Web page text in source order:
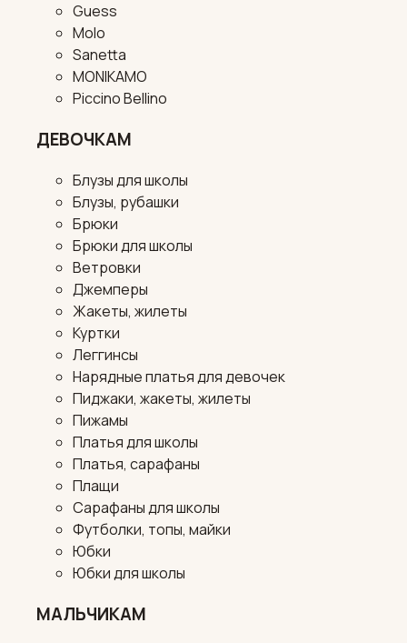
Guess
Molo
Sanetta
MONIKAMO
Piccino Bellino
ДЕВОЧКАМ
Блузы для школы
Блузы, рубашки
Брюки
Брюки для школы
Ветровки
Джемперы
Жакеты, жилеты
Куртки
Леггинсы
Нарядные платья для девочек
Пиджаки, жакеты, жилеты
Пижамы
Платья для школы
Платья, сарафаны
Плащи
Сарафаны для школы
Футболки, топы, майки
Юбки
Юбки для школы
МАЛЬЧИКАМ